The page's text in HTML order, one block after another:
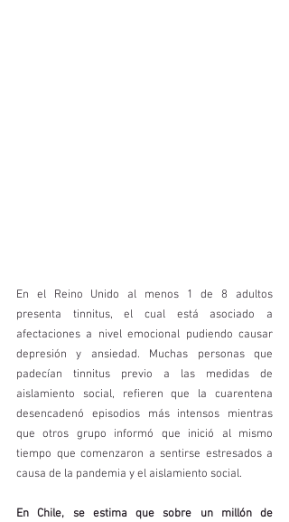
En el Reino Unido al menos 1 de 8 adultos
presenta tinnitus, el cual está asociado a
afectaciones a nivel emocional pudiendo causar
depresión y ansiedad. Muchas personas que
padecían tinnitus previo a las medidas de
aislamiento social, refieren que la cuarentena
desencadenó episodios más intensos mientras
que otros grupo informó que inició al mismo
tiempo que comenzaron a sentirse estresados a
causa de la pandemia y el aislamiento social.
En Chile, se estima que sobre un millón de